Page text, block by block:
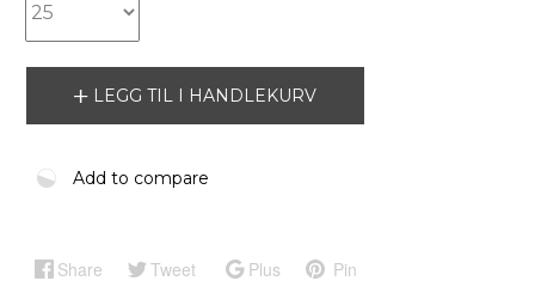
LEGG TIL I HANDLEKURV
Add to compare
Share Tweet Plus Pin